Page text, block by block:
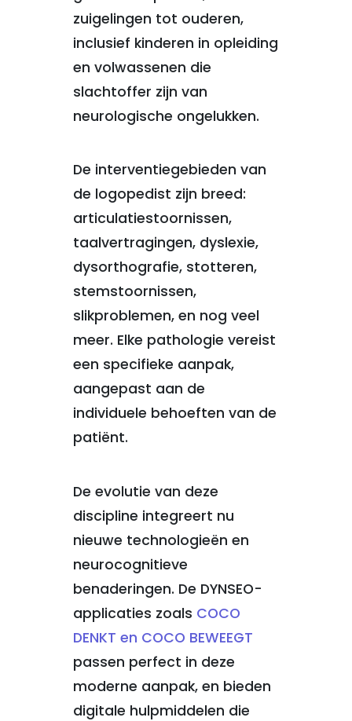
zuigelingen tot ouderen,
inclusief kinderen in opleiding
en volwassenen die
slachtoffer zijn van
neurologische ongelukken.
De interventiegebieden van
de logopedist zijn breed:
articulatiestoornissen,
taalvertragingen, dyslexie,
dysorthografie, stotteren,
stemstoornissen,
slikproblemen, en nog veel
meer. Elke pathologie vereist
een specifieke aanpak,
aangepast aan de
individuele behoeften van de
patiënt.
De evolutie van deze
discipline integreert nu
nieuwe technologieën en
neurocognitieve
benaderingen. De DYNSEO-
applicaties zoals COCO
DENKT en COCO BEWEEGT
passen perfect in deze
moderne aanpak, en bieden
digitale hulpmiddelen die